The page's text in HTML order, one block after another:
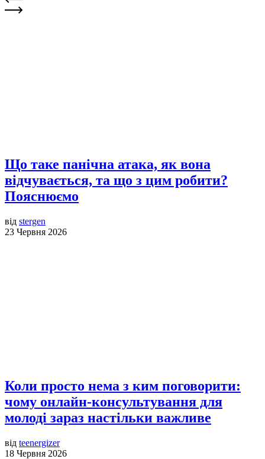
Що таке панічна атака, як вона
відчувається, та що з цим робити?
Пояснюємо
від stergen
23 Червня 2026
Коли просто нема з ким поговорити:
чому онлайн-консультування для
молоді зараз настільки важливе
від teenergizer
18 Червня 2026